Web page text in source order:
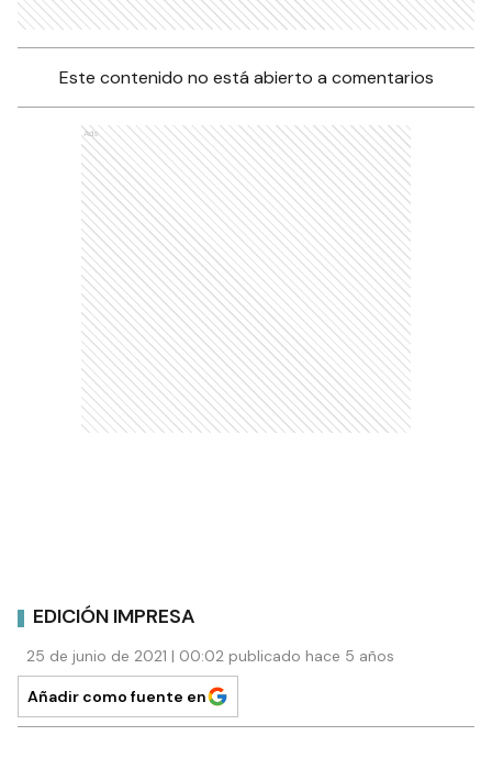
Este contenido no está abierto a comentarios
Ads
EDICIÓN IMPRESA
25 de junio de 2021 | 00:02 publicado hace 5 años
Añadir como fuente en